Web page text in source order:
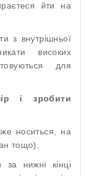
йти на
з внутрішньої
високих
для
і зробити
носиться, на
тощо).
за нижні кінці